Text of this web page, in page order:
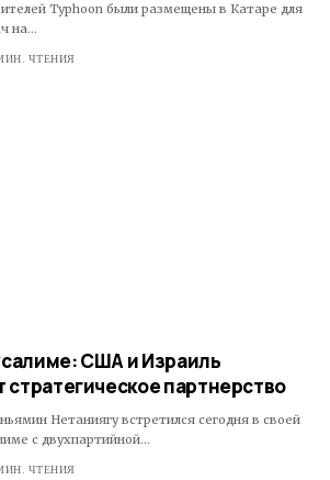
Typhoon были размещены в Катаре для
на…
ЧТЕНИЯ
США и Израиль
партнерство
Нетаниягу встретился сегодня в своей
с двухпартийной…
ЧТЕНИЯ